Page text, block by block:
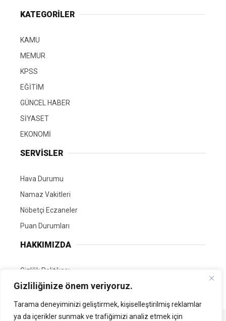
Gizliliğinize önem veriyoruz.
Tarama deneyiminizi geliştirmek, kişiselleştirilmiş reklamlar
ya da içerikler sunmak ve trafiğimizi analiz etmek için
KATEGORİLER
KAMU
MEMUR
KPSS
EĞİTİM
GÜNCEL HABER
SİYASET
EKONOMİ
SERVİSLER
Hava Durumu
Namaz Vakitleri
Nöbetçi Eczaneler
Puan Durumları
HAKKIMIZDA
Gizlilik Politikası
GÖNÜLLÜ EDİTÖRÜMÜZ OL